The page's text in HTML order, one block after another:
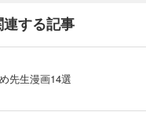
連する記事
先生漫画14選